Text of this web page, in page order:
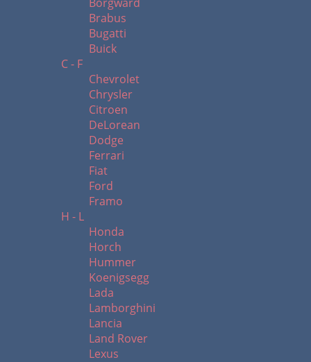
Brabus
Bugatti
Buick
C - F
Chevrolet
Chrysler
Citroen
DeLorean
Dodge
Ferrari
Fiat
Ford
Framo
H - L
Honda
Horch
Hummer
Koenigsegg
Lada
Lamborghini
Lancia
Land Rover
Lexus